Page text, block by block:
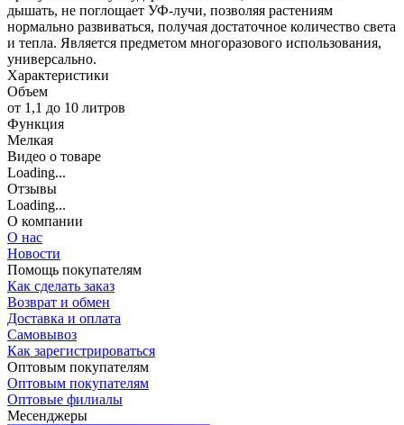
дышать, не поглощает УФ-лучи, позволяя растениям
нормально развиваться, получая достаточное количество света
и тепла. Является предметом многоразового использования,
универсально.
Характеристики
Объем
от 1,1 до 10 литров
Функция
Мелкая
Видео о товаре
Loading...
Отзывы
Loading...
О компании
О нас
Новости
Помощь покупателям
Как сделать заказ
Возврат и обмен
Доставка и оплата
Самовывоз
Как зарегистрироваться
Оптовым покупателям
Оптовым покупателям
Оптовые филиалы
Месенджеры